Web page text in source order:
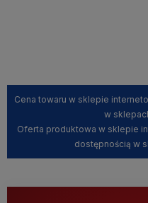
Cena towaru w sklepie
w
Oferta produktowa w sklepie
dostępnością w